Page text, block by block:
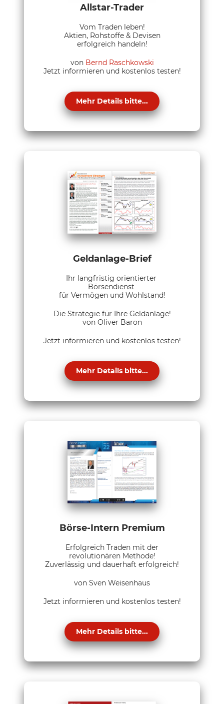
Allstar-Trader
Vom Traden leben!
Aktien, Rohstoffe & Devisen
erfolgreich handeln!
von Bernd Raschkowski
Jetzt informieren und kostenlos testen!
Mehr Details bitte...
Geldanlage-Brief
Ihr langfristig orientierter
Börsendienst
für Vermögen und Wohlstand!
Die Strategie für Ihre Geldanlage!
von Oliver Baron
Jetzt informieren und kostenlos testen!
Mehr Details bitte...
Börse-Intern Premium
Erfolgreich Traden mit der
revolutionären Methode!
Zuverlässig und dauerhaft erfolgreich!
von Sven Weisenhaus
Jetzt informieren und kostenlos testen!
Mehr Details bitte...